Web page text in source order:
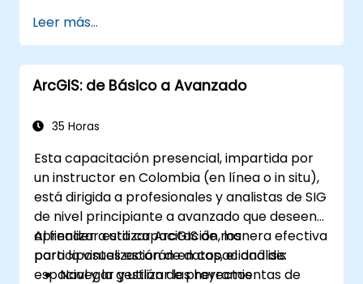
Leer más...
ArcGIS: de Básico a Avanzado
35 Horas
Esta capacitación presencial, impartida por
un instructor en Colombia (en línea o in situ),
está dirigida a profesionales y analistas de SIG
de nivel principiante a avanzado que deseen
aprender a utilizar ArcGIS de manera efectiva
para la visualización de datos, el análisis
espacial y la gestión de proyectos
Al finalizar esta capacitación, los
participantes estarán en capacidad de:
Navegar y utilizar las herramientas de